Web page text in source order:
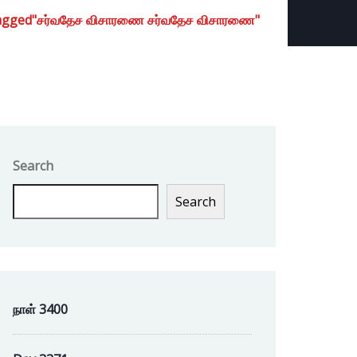
விசாரணை சர்வதேச விசாரணை"
Search
Search
நாள் 3400